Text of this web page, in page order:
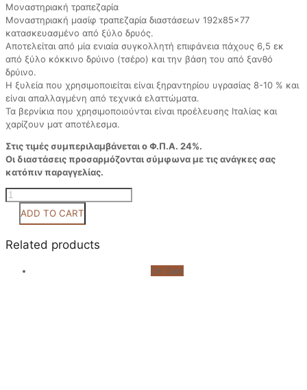
Μοναστηριακή τραπεζαρία
Μοναστηριακή μασίφ τραπεζαρία διαστάσεων 192x85x77
κατασκευασμένο από ξύλο δρυός.
Αποτελείται από μία ενιαία συγκολλητή επιφάνεια πάχους 6,5 εκ
από ξύλο κόκκινο δρύινο (τσέρο) και την βάση του από ξανθό
δρύινο.
Η ξυλεία που χρησιμοποιείται είναι ξηραντηρίου υγρασίας 8-10 % και
είναι απαλλαγμένη από τεχνικά ελαττώματα.
Τα βερνίκια που χρησιμοποιούνται είναι προέλευσης Ιταλίας και
χαρίζουν ματ αποτέλεσμα.
Στις τιμές συμπεριλαμβάνεται ο Φ.Π.Α. 24%.
Οι διαστάσεις προσαρμόζονται σύμφωνα με τις ανάγκες σας
κατόπιν παραγγελίας.
Κωδ
0043
quantity
ADD TO CART
Related products
On Sale